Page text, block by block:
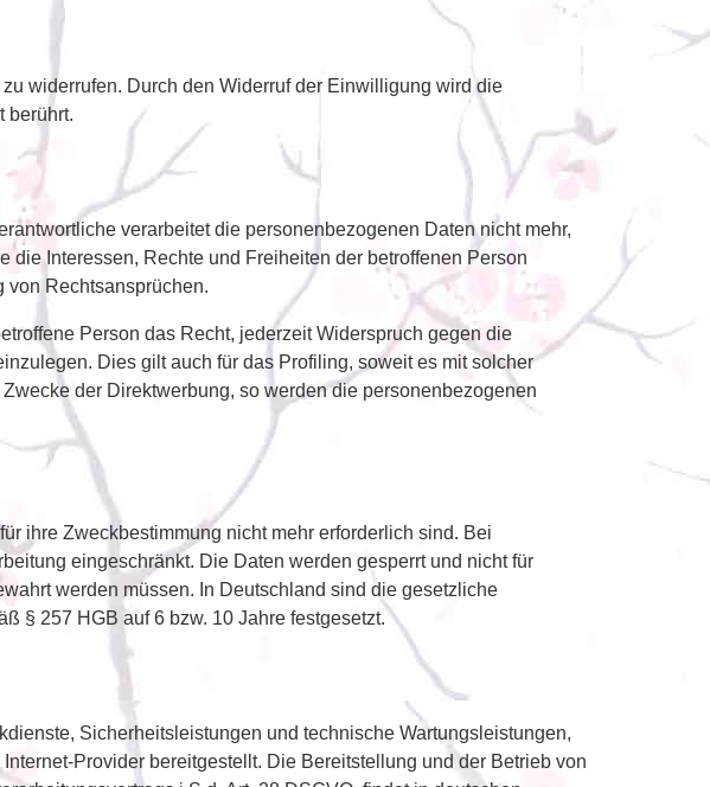
widerrufen. Durch den Widerruf der Einwilligung wird die
berührt.
verarbeitet die personenbezogenen Daten nicht mehr,
Interessen, Rechte und Freiheiten der betroffenen Person
von Rechtsansprüchen.
Person das Recht, jederzeit Widerspruch gegen die
Dies gilt auch für das Profiling, soweit es mit solcher
der Direktwerbung, so werden die personenbezogenen
ihre Zweckbestimmung nicht mehr erforderlich sind. Bei
eingeschränkt. Die Daten werden gesperrt und nicht für
werden müssen. In Deutschland sind die gesetzliche
§ 257 HGB auf 6 bzw. 10 Jahre festgesetzt.
Sicherheitsleistungen und technische Wartungsleistungen,
Provider bereitgestellt. Die Bereitstellung und der Betrieb von